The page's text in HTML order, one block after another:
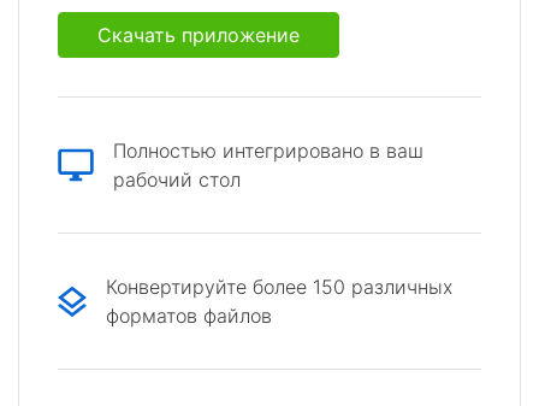
Скачать приложение
Полностью интегрировано в ваш
рабочий стол
Конвертируйте более 150 различных
форматов файлов